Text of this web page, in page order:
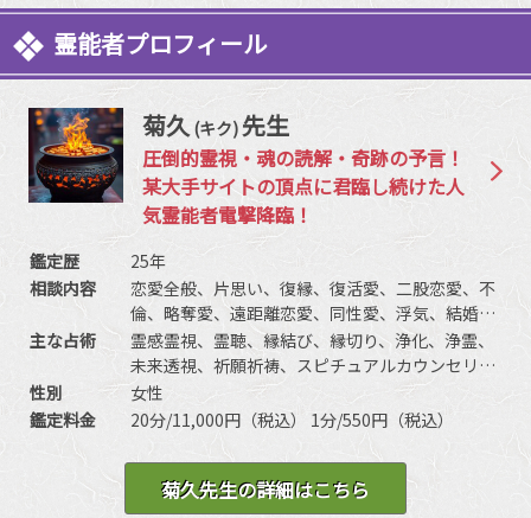
霊能者プロフィール
菊久(キク)先生
圧倒的霊視・魂の読解・奇跡の予言！
某大手サイトの頂点に君臨し続けた人
気霊能者電撃降臨！
鑑定歴
25年
相談内容
恋愛全般、片思い、復縁、復活愛、二股恋愛、不
倫、略奪愛、遠距離恋愛、同性愛、浮気、結婚、
離婚、夫婦問題、家庭/家族問題、親子、育児、教
育、介護、引っ越し、仕事全般、適職、経営、進
路、人間関係、相性、ママ友、相手の気持ち、人
生相談、開運、運勢、健康、金銭、動物、故人、
心霊相談など
主な占術
霊感霊視、霊聴、縁結び、縁切り、浄化、浄霊、
未来透視、祈願祈祷、スピチュアルカウンセリン
グ、波動修正、思念伝達、引き寄せ、チャクラ、
チャネリング、ヒーリング、オーラ、前世/過去
との交信、アニマルコミュニケーションなど
性別
女性
鑑定料金
20分/11,000円（税込） 1分/550円（税込）
菊久先生の詳細はこちら